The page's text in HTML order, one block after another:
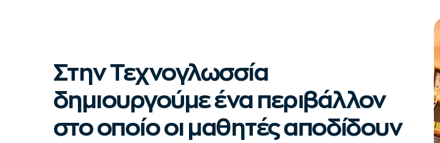
Στην Τεχνογλωσσία
δημιουργούμε ένα περιβάλλον
στο οποίο οι μαθητές αποδίδουν